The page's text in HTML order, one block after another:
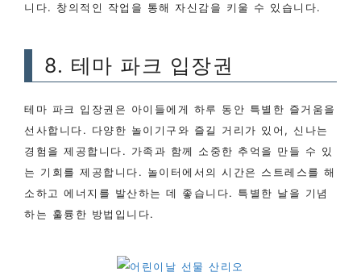
니다. 창의적인 작업을 통해 자신감을 키울 수 있습니다.
8. 테마 파크 입장권
테마 파크 입장권은 아이들에게 하루 동안 특별한 즐거움을
선사합니다. 다양한 놀이기구와 즐길 거리가 있어, 신나는
경험을 제공합니다. 가족과 함께 소중한 추억을 만들 수 있
는 기회를 제공합니다. 놀이터에서의 시간은 스트레스를 해
소하고 에너지를 발산하는 데 좋습니다. 특별한 날을 기념
하는 훌륭한 방법입니다.